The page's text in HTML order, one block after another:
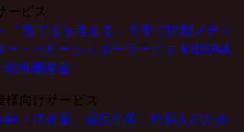
ービス
「育てるを考える」子育て情報メディ
ー - ベビーシッターサービス KIDSNA
稚園検索
様向けサービス
- IT企業、成長企業、外国人のため